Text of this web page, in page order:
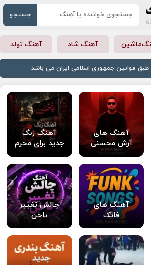
جستجو
آهنگ شاد آهنگ تولد
قوانین جمهوری اسلامی ایران می باشد
آهنگ های
آرش محسنی
آهنگ زنگ
جدید برای محرم
آهنگ های
فانک
چالش تغییر
ناخن